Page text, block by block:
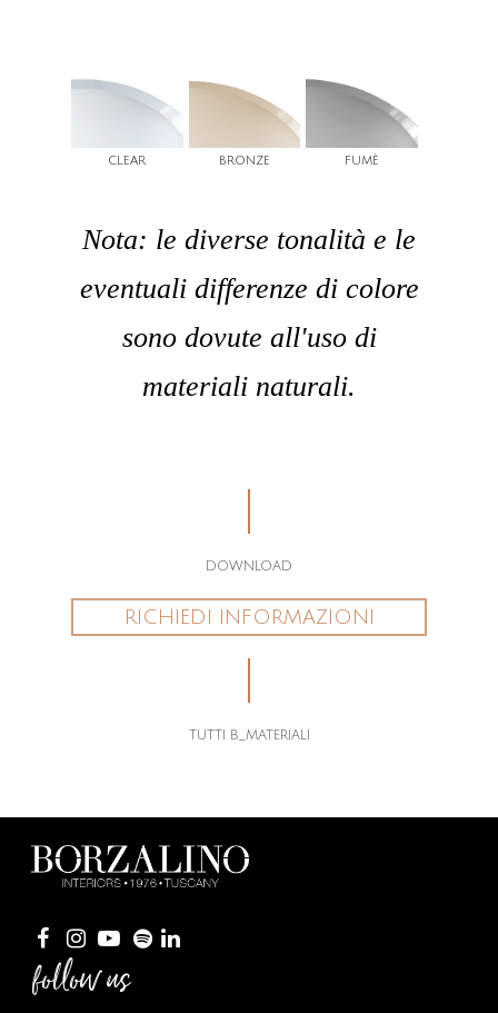
CLEAR BRONZE FUMÈ
Nota: le diverse tonalità e le
eventuali differenze di colore
sono dovute all'uso di
materiali naturali.
DOWNLOAD
RICHIEDI INFORMAZIONI
TUTTI B_MATERIALI
follow us